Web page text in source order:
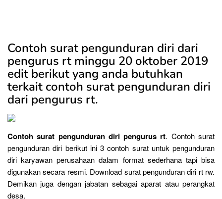
Contoh surat pengunduran diri dari
pengurus rt minggu 20 oktober 2019
edit berikut yang anda butuhkan
terkait contoh surat pengunduran diri
dari pengurus rt.
Contoh surat pengunduran diri pengurus rt. Contoh surat
pengunduran diri berikut ini 3 contoh surat untuk pengunduran
diri karyawan perusahaan dalam format sederhana tapi bisa
digunakan secara resmi. Download surat pengunduran diri rt rw.
Demikan juga dengan jabatan sebagai aparat atau perangkat
desa.